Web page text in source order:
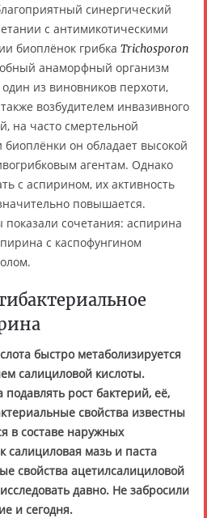
синергический
с антимикотическими
биоплёнок грибка Trichosporon
анаморфный организм
из виновников перхоти,
возбудителем инвазивного
на часто смертельной
он обладает высокой
агентам. Однако
с аспирином, их активность
повышается.
сочетания: аспирина
с каспофунгином
быстро метаболизируется
салициловой кислоты.
рост бактерий, её,
свойства известны
в составе наружных
салициловая мазь и паста
свойства ацетилсалициловой
давно. Не забросили
и сегодня.